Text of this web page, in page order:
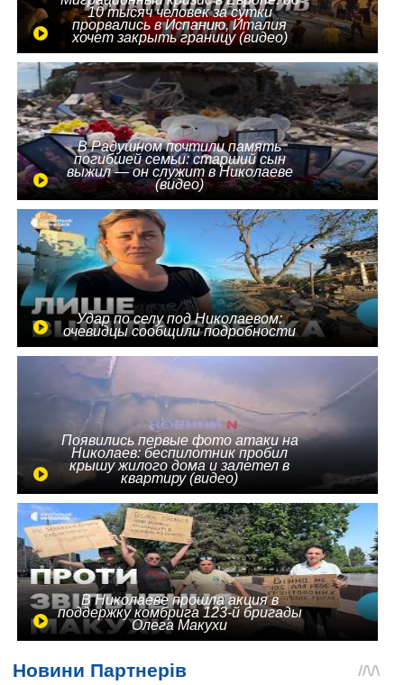
10 тысяч человек за сутки
прорвались в Испанию, Италия
хочет закрыть границу (видео)
В Радушном почтили память
погибшей семьи: старший сын
выжил — он служит в Николаеве
(видео)
Удар по селу под Николаевом:
очевидцы сообщили подробности
Появились первые фото атаки на
Николаев: беспилотник пробил
крышу жилого дома и залетел в
квартиру (видео)
В Николаеве прошла акция в
поддержку комбрига 123-й бригады
Олега Макухи